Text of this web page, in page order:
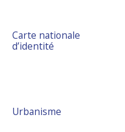
Carte nationale
d’identité
Urbanisme